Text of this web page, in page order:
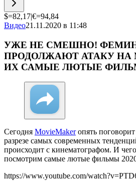
$=82,17|€=94,84
Видео21.11.2020 в 11:48
УЖЕ НЕ СМЕШНО!
ПРОДОЛЖАЮТ АТАКУ НА
ИХ САМЫЕ ЛЮТЫЕ
Сегодня MovieMakerопять
разрезе самых современных
происходит с кинематографом. И
посмотрим самые лютые фильмы
https://www.youtube.com/